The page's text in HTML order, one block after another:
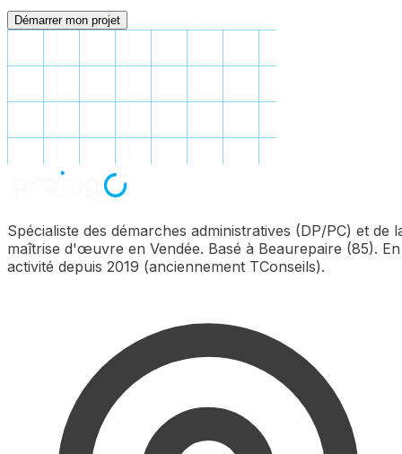
Démarrer mon projet
Spécialiste des démarches administratives (DP/PC) et de
maîtrise d'œuvre en Vendée. Basé à Beaurepaire (85). En
activité depuis 2019 (anciennement TConseils).